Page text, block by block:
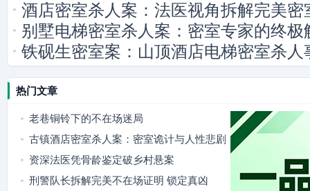
酒店密室杀人案：法医视角拆解完美密
别墅电梯密室杀人案：密室专家的终极
铁砚生密室案：山顶酒店电梯密室杀人
热门文章
老巷铜铃下的不在场迷局
古镇酒店密室杀人案：密室诡计与人性悲剧
资深法医凭骨龄鉴定破乡村悬案
刑警队长拆解完美不在场证明 锁定真凶